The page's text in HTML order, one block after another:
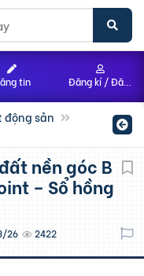
động sản
– Sổ hồng
26 2422
tin